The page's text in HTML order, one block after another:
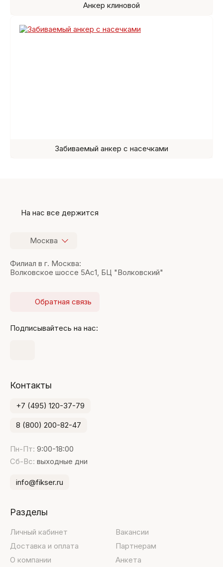
Анкер клиновой
Забиваемый анкер с насечками
На нас все держится
Москва
Филиал в г. Москва:
Волковское шоссе 5Ас1, БЦ "Волковский"
Обратная связь
Подписывайтесь на нас:
Контакты
+7 (495) 120-37-79
8 (800) 200-82-47
Пн-Пт: 9:00-18:00
Сб-Вс: выходные дни
info@fikser.ru
Разделы
Личный кабинет
Доставка и оплата
О компании
Вакансии
Партнерам
Анкета